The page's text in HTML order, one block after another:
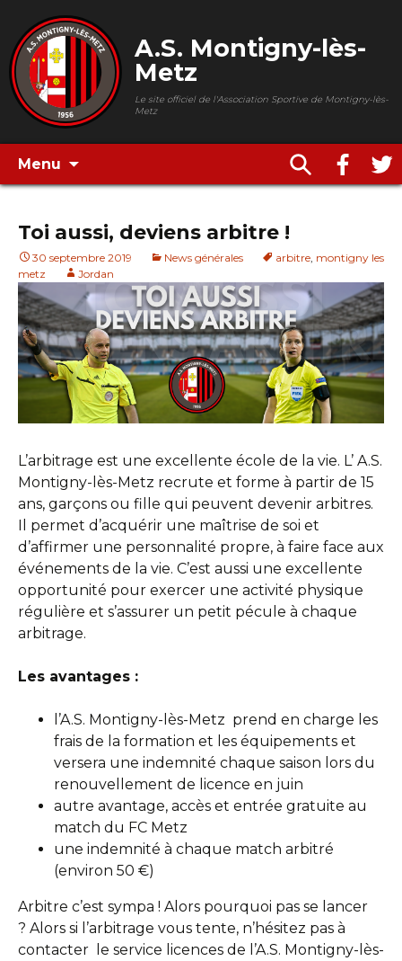
A.S. Montigny-lès-
Metz
Le site officiel de l'Association Sportive de Montigny-lès-
Metz
Menu
Toi aussi, deviens arbitre !
30 septembre 2019 News générales arbitre, montigny les
metz
Jordan
L’arbitrage est une excellente école de la vie. L’ A.S.
Montigny-lès-Metz recrute et forme à partir de 15
ans, garçons ou fille qui peuvent devenir arbitres.
Il permet d’acquérir une maîtrise de soi et
d’affirmer une personnalité propre, à faire face aux
événements de la vie. C’est aussi une excellente
opportunité pour exercer une activité physique
régulière et s’assurer un petit pécule à chaque
arbitrage.
Les avantages :
l’A.S. Montigny-lès-Metz prend en charge les
frais de la formation et les équipements et
versera une indemnité chaque saison lors du
renouvellement de licence en juin
autre avantage, accès et entrée gratuite au
match du FC Metz
une indemnité à chaque match arbitré
(environ 50 €)
Arbitre c’est sympa ! Alors pourquoi pas se lancer
? Alors si l’arbitrage vous tente, n’hésitez pas à
contacter le service licences de l’A.S. Montigny-lès-